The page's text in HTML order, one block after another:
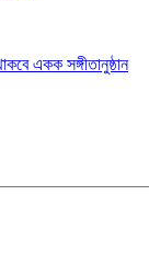
একক সঙ্গীতানুষ্ঠান